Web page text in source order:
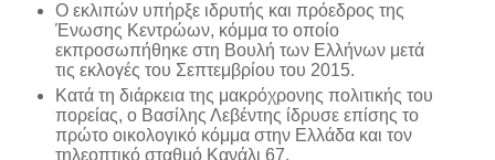
Ο εκλιπών υπήρξε ιδρυτής και πρόεδρος της
Ένωσης Κεντρώων, κόμμα το οποίο
εκπροσωπήθηκε στη Βουλή των Ελλήνων μετά
τις εκλογές του Σεπτεμβρίου του 2015.
Κατά τη διάρκεια της μακρόχρονης πολιτικής του
πορείας, ο Βασίλης Λεβέντης ίδρυσε επίσης το
πρώτο οικολογικό κόμμα στην Ελλάδα και τον
τηλεοπτικό σταθμό Κανάλι 67.